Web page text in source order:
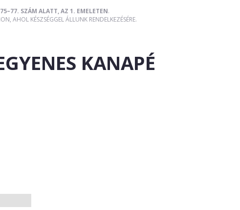
SZÁM ALATT, AZ 1. EMELETEN.
AHOL KÉSZSÉGGEL ÁLLUNK RENDELKEZÉSÉRE.
KANAPÉ